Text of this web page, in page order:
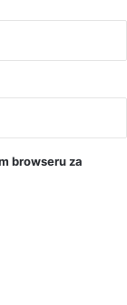
browseru za